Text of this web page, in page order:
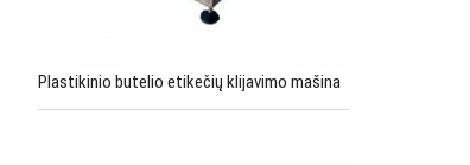
Plastikinio butelio etikečių klijavimo mašina